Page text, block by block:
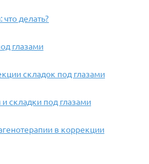
делать?
глазами
складок под глазами
складки под глазами
в коррекции